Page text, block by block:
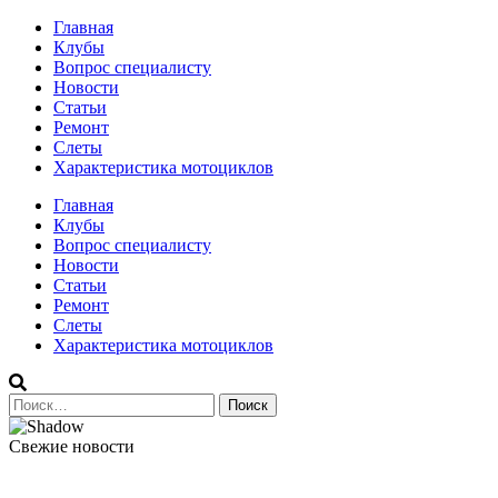
Перейти
содержимому
Главная
Клубы
Вопрос специалисту
Новости
Статьи
Ремонт
Слеты
Характеристика мотоциклов
Авто и мото сайт
Главная
Клубы
Вопрос специалисту
Новости
Статьи
Ремонт
Слеты
Характеристика мотоциклов
Найти:
Свежие новости